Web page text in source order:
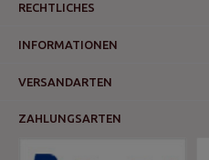
RECHTLICHES
INFORMATIONEN
VERSANDARTEN
ZAHLUNGSARTEN